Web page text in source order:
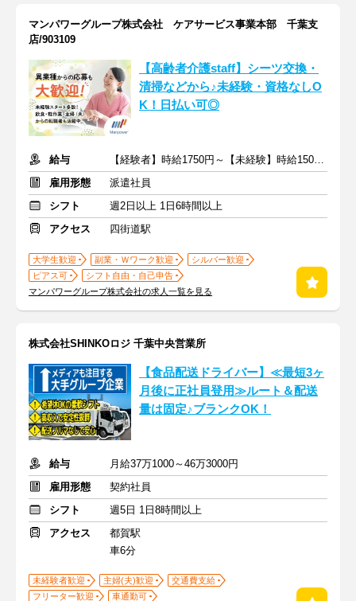
マンパワーグループ株式会社 ケアサービス事業本部 千葉支
店/903109
【高齢者介護staff】シーツ交換・
清掃などから♪未経験・資格なしO
K！日払い可◎
給与
【経験者】時給1750円～【未経験】時給1500円～ ※交通費全額
雇用形態
派遣社員
シフト
週2日以上 1日6時間以上
アクセス
四街道駅
大学生歓迎 副業・Ｗワーク歓迎
シルバー歓迎
ピアス可
シフト自由・自己申告
マンパワーグループ株式会社の求人一覧を見る
株式会社SHINKOロジ 千葉中央営業所
【食品配送ドライバー】≪最短3ヶ
月後に正社員登用≫ルート＆配送
量は固定♪ブランクOK！
給与
月給37万1000～46万3000円
雇用形態
契約社員
シフト
週5日 1日8時間以上
アクセス
都賀駅
車6分
未経験者歓迎 主婦(夫)歓迎
交通費支給
フリーター歓迎
車通勤可